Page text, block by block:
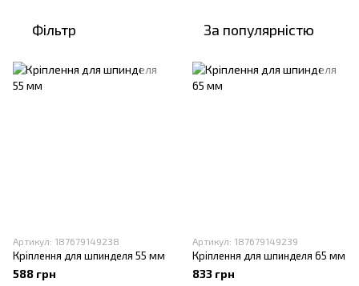
Фільтр За популярністю
Артикул: 187679149238
Кріплення для шпинделя 55 мм
588 грн
Артикул: 187679149239
Кріплення для шпинделя 65 мм
833 грн